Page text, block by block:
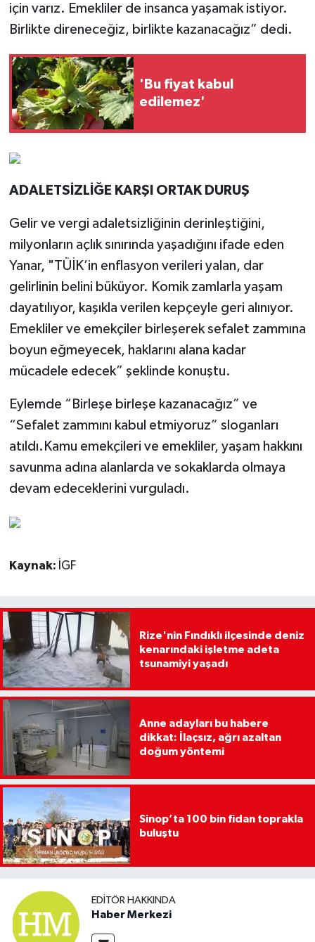
için varız. Emekliler de insanca yaşamak istiyor.
Birlikte direneceğiz, birlikte kazanacağız” dedi.
'Bu fiyat kabul
edilemez'
ADALETSİZLİĞE KARŞI ORTAK DURUŞ
Gelir ve vergi adaletsizliğinin derinleştiğini,
milyonların açlık sınırında yaşadığını ifade eden
Yanar, "TÜİK’in enflasyon verileri yalan, dar
gelirlinin belini büküyor. Komik zamlarla yaşam
dayatılıyor, kaşıkla verilen kepçeyle geri alınıyor.
Emekliler ve emekçiler birleşerek sefalet zammına
boyun eğmeyecek, haklarını alana kadar
mücadele edecek” şeklinde konuştu.
Eylemde “Birleşe birleşe kazanacağız” ve
“Sefalet zammını kabul etmiyoruz” sloganları
atıldı.Kamu emekçileri ve emekliler, yaşam hakkını
savunma adına alanlarda ve sokaklarda olmaya
devam edeceklerini vurguladı.
Kaynak: İGF
Rize'nin Fındıklı ilçesinde deniz
kenarındaki işletme adeta
tsunamiyi yaşadı
Anne adayları bu habere
dikkat: İlaçsız, ağrı azaltan
doğum yöntemi
Sinop’ta 100 bin fidan toprakla
buluştu
EDITÖR HAKKINDA
Haber Merkezi